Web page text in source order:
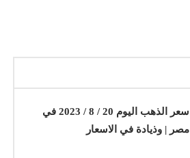
سعر الذهب اليوم 20 / 8 / 2023 في
مصر | وذيادة في الاسعار